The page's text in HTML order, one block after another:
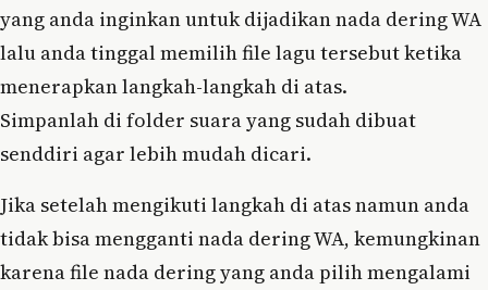
yang anda inginkan untuk dijadikan nada dering WA
lalu anda tinggal memilih file lagu tersebut ketika
menerapkan langkah-langkah di atas.
Simpanlah di folder suara yang sudah dibuat
senddiri agar lebih mudah dicari.
Jika setelah mengikuti langkah di atas namun anda
tidak bisa mengganti nada dering WA, kemungkinan
karena file nada dering yang anda pilih mengalami